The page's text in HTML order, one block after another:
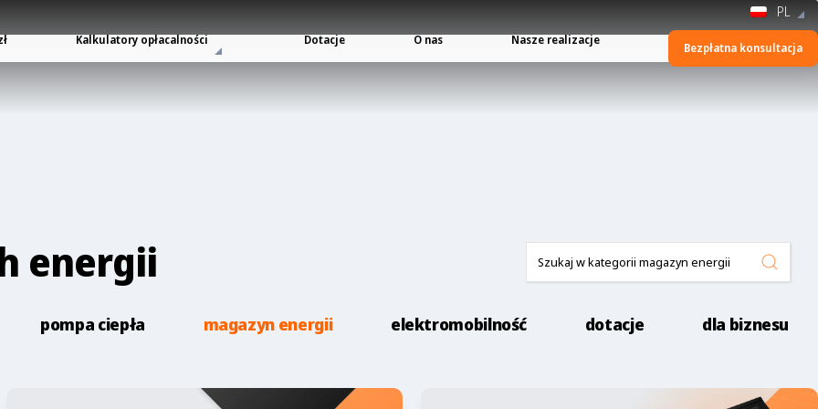
PL
Kalkulatory opłacalności Dotacje O nas Nasze realizacje
Bezpłatna konsultacja
energii
pompa ciepła magazyn energii elektromobilność dotacje dla biznesu